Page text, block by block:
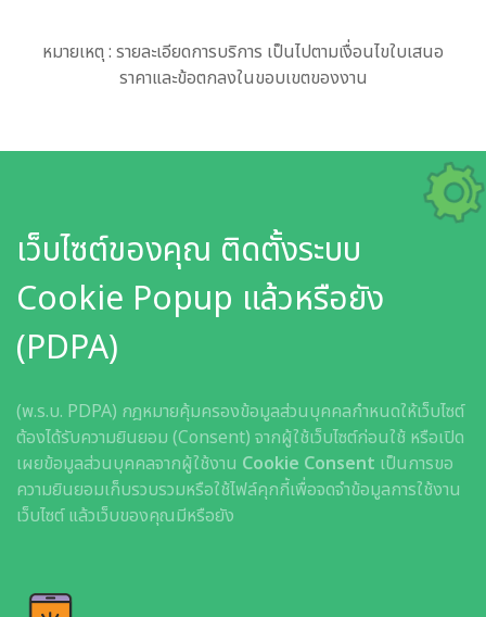
หมายเหตุ : รายละเอียดการบริการ เป็นไปตามเงื่อนไขใบเสนอ
ราคาและข้อตกลงในขอบเขตของงาน
เว็บไซต์ของคุณ ติดตั้งระบบ
Cookie Popup แล้วหรือยัง
(PDPA)
(พ.ร.บ. PDPA) กฎหมายคุ้มครองข้อมูลส่วนบุคคลกำหนดให้เว็บไซต์
ต้องได้รับความยินยอม (Consent) จากผู้ใช้เว็บไซต์ก่อนใช้ หรือเปิด
เผยข้อมูลส่วนบุคคลจากผู้ใช้งาน Cookie Consent เป็นการขอ
ความยินยอมเก็บรวบรวมหรือใช้ไฟล์คุกกี้เพื่อจดจำข้อมูลการใช้งาน
เว็บไซต์ แล้วเว็บของคุณมีหรือยัง